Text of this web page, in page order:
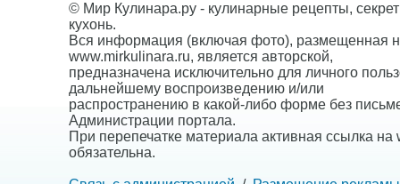
© Мир Кулинара.ру - кулинарные рецепты,
кухонь.
Вся информация (включая фото), размещенная
www.mirkulinara.ru, является авторской,
предназначена исключительно для личного
дальнейшему воспроизведению и/или
распространению в какой-либо форме без
Администрации портала.
При перепечатке материала активная ссылка на
обязательна.